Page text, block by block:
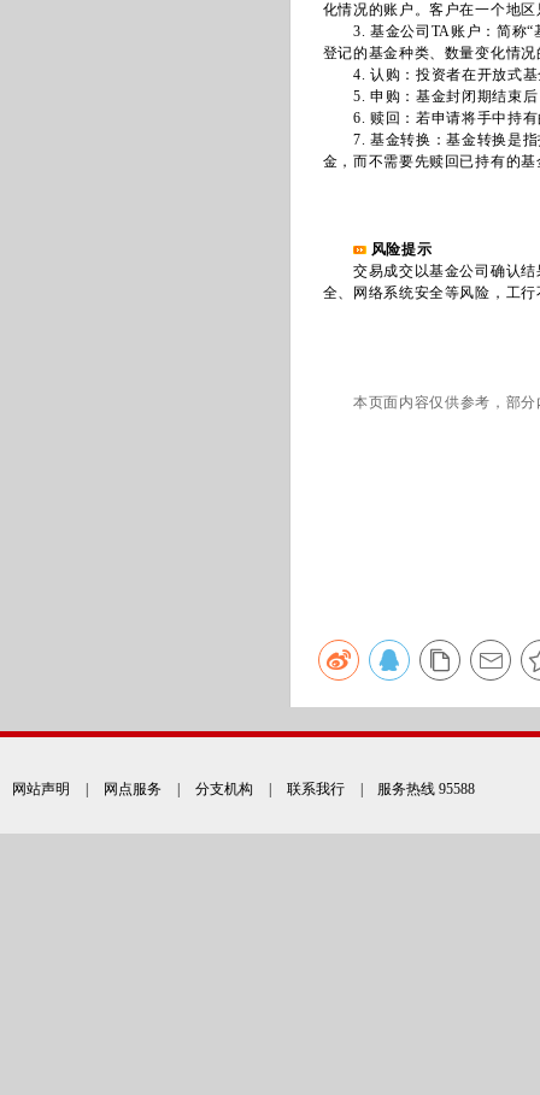
化情况的账户。客户在一个地
3. 基金公司TA账户：简称“
登记的基金种类、数量变化情
4. 认购：投资者在开放式基
5. 申购：基金封闭期结束后
6. 赎回：若申请将手中持有
7. 基金转换：基金转换是指
金，而不需要先赎回已持有的
风险提示
交易成交以基金公司确认结
全、网络系统安全等风险，工
本页面内容仅供参考，部
网站声明 网点服务 分支机构 联系我行 | 服务热线 95588